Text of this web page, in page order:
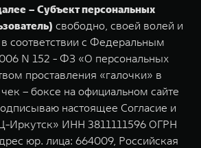
TANK 400
За пределы возможного
от 5 599 000 ₽
– Субъект персональных
свободно, своей волей и
соответствии с Федеральным
N 152 - ФЗ «О персональных
проставления «галочки» в
– боксе на официальном сайте
настоящее Согласие и
ИНН 3811111596 ОГРН
юр. лица: 664009, Российская